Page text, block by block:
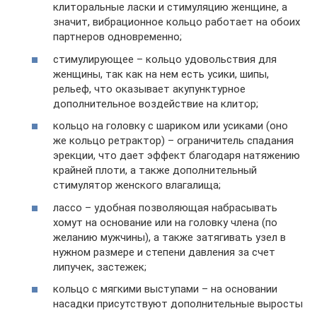
клиторальные ласки и стимуляцию женщине, а
значит, вибрационное кольцо работает на обоих
партнеров одновременно;
стимулирующее – кольцо удовольствия для
женщины, так как на нем есть усики, шипы,
рельеф, что оказывает акупунктурное
дополнительное воздействие на клитор;
кольцо на головку с шариком или усиками (оно
же кольцо ретрактор) – ограничитель спадания
эрекции, что дает эффект благодаря натяжению
крайней плоти, а также дополнительный
стимулятор женского влагалища;
лассо – удобная позволяющая набрасывать
хомут на основание или на головку члена (по
желанию мужчины), а также затягивать узел в
нужном размере и степени давления за счет
липучек, застежек;
кольцо с мягкими выступами – на основании
насадки присутствуют дополнительные выросты